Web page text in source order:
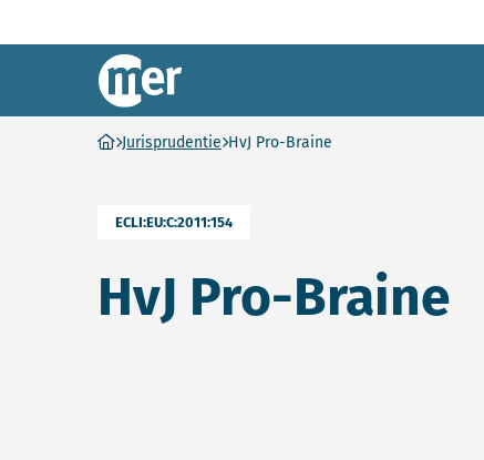
Commissie mer
Ga naar homepage
Jurisprudentie HvJ Pro-Braine
ECLI:EU:C:2011:154
HvJ Pro-Braine